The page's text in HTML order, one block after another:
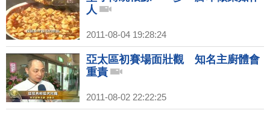
人
2011-08-04 19:28:24
亞太區初賽場面壯觀 知名主廚體會
重責
2011-08-02 22:22:25